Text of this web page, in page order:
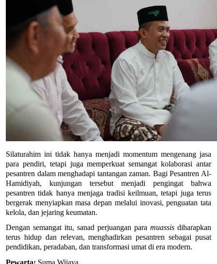
Silaturahim ini tidak hanya menjadi momentum mengenang jasa
para pendiri, tetapi juga memperkuat semangat kolaborasi antar
pesantren dalam menghadapi tantangan zaman. Bagi Pesantren Al-
Hamidiyah, kunjungan tersebut menjadi pengingat bahwa
pesantren tidak hanya menjaga tradisi keilmuan, tetapi juga terus
bergerak menyiapkan masa depan melalui inovasi, penguatan tata
kelola, dan jejaring keumatan.
Dengan semangat itu, sanad perjuangan para muassis diharapkan
terus hidup dan relevan, menghadirkan pesantren sebagai pusat
pendidikan, peradaban, dan transformasi umat di era modern.